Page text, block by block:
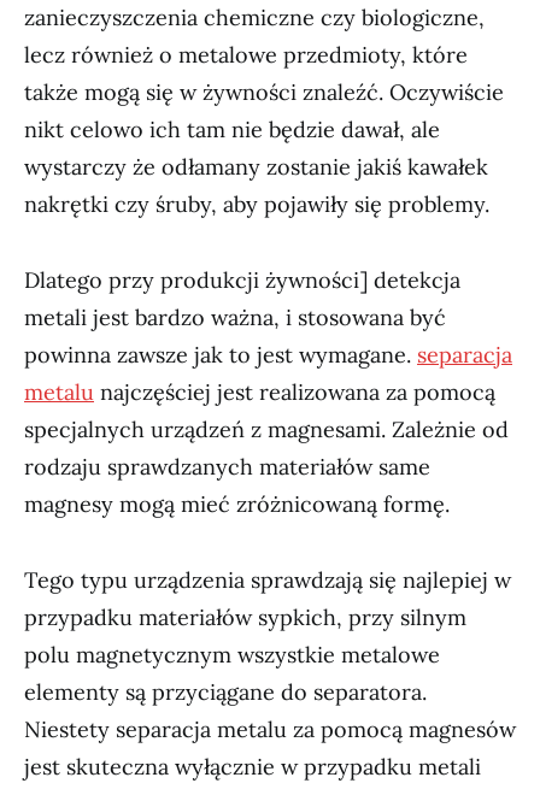
zanieczyszczenia chemiczne czy biologiczne,
lecz również o metalowe przedmioty, które
także mogą się w żywności znaleźć. Oczywiście
nikt celowo ich tam nie będzie dawał, ale
wystarczy że odłamany zostanie jakiś kawałek
nakrętki czy śruby, aby pojawiły się problemy.
Dlatego przy produkcji żywności] detekcja
metali jest bardzo ważna, i stosowana być
powinna zawsze jak to jest wymagane. separacja
metalu najczęściej jest realizowana za pomocą
specjalnych urządzeń z magnesami. Zależnie od
rodzaju sprawdzanych materiałów same
magnesy mogą mieć zróżnicowaną formę.
Tego typu urządzenia sprawdzają się najlepiej w
przypadku materiałów sypkich, przy silnym
polu magnetycznym wszystkie metalowe
elementy są przyciągane do separatora.
Niestety separacja metalu za pomocą magnesów
jest skuteczna wyłącznie w przypadku metali